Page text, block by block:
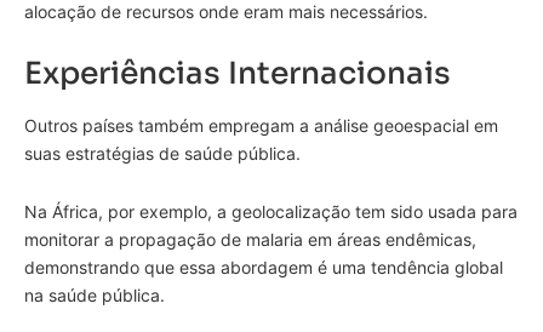
alocação de recursos onde eram mais necessários.
Experiências Internacionais
Outros países também empregam a análise geoespacial em
suas estratégias de saúde pública.
Na África, por exemplo, a geolocalização tem sido usada para
monitorar a propagação de malaria em áreas endêmicas,
demonstrando que essa abordagem é uma tendência global
na saúde pública.